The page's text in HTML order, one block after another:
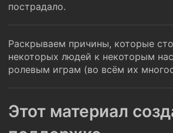
пострадало.
Раскрываем причины, которые
некоторых людей к некоторым
ролевым играм (во всём их
Этот материал